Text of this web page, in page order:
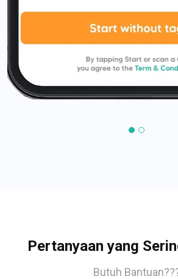
Pertanyaan yang
Butuh